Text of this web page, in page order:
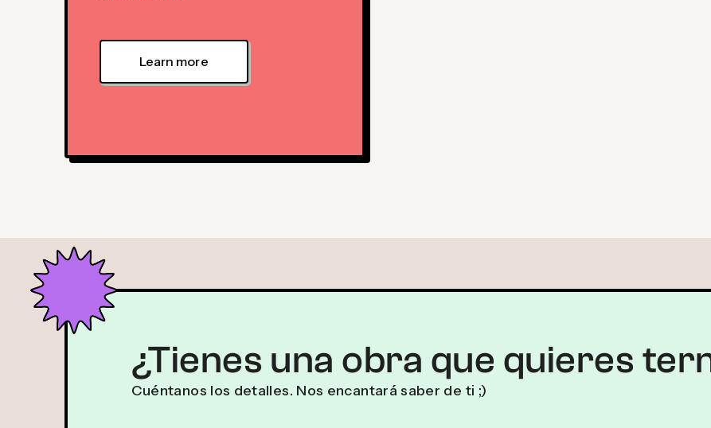
Learn more
¿Tienes una obra que quieres
Cuéntanos los detalles. Nos encantará saber de ti ;)